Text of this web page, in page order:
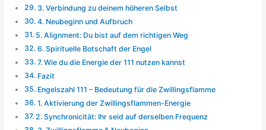
3. Verbindung zu deinem höheren Selbst
4. Neubeginn und Aufbruch
5. Alignment: Du bist auf dem richtigen Weg
6. Spirituelle Botschaft der Engel
7. Wie du die Energie der 111 nutzen kannst
Fazit
Engelszahl 111 – Bedeutung für die Zwillingsflamme
1. Aktivierung der Zwillingsflammen-Energie
2. Synchronicität: Ihr seid auf derselben Frequenz